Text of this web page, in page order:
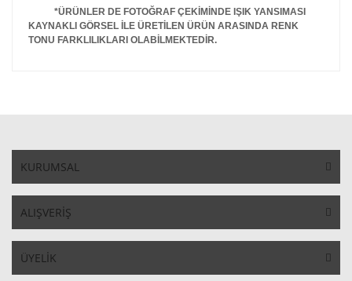
*ÜRÜNLER DE FOTOĞRAF ÇEKİMİNDE IŞIK YANSIMASI
KAYNAKLI GÖRSEL İLE ÜRETİLEN ÜRÜN ARASINDA RENK
TONU FARKLILIKLARI OLABİLMEKTEDİR.
KURUMSAL
ALIŞVERİŞ
ÜYELİK